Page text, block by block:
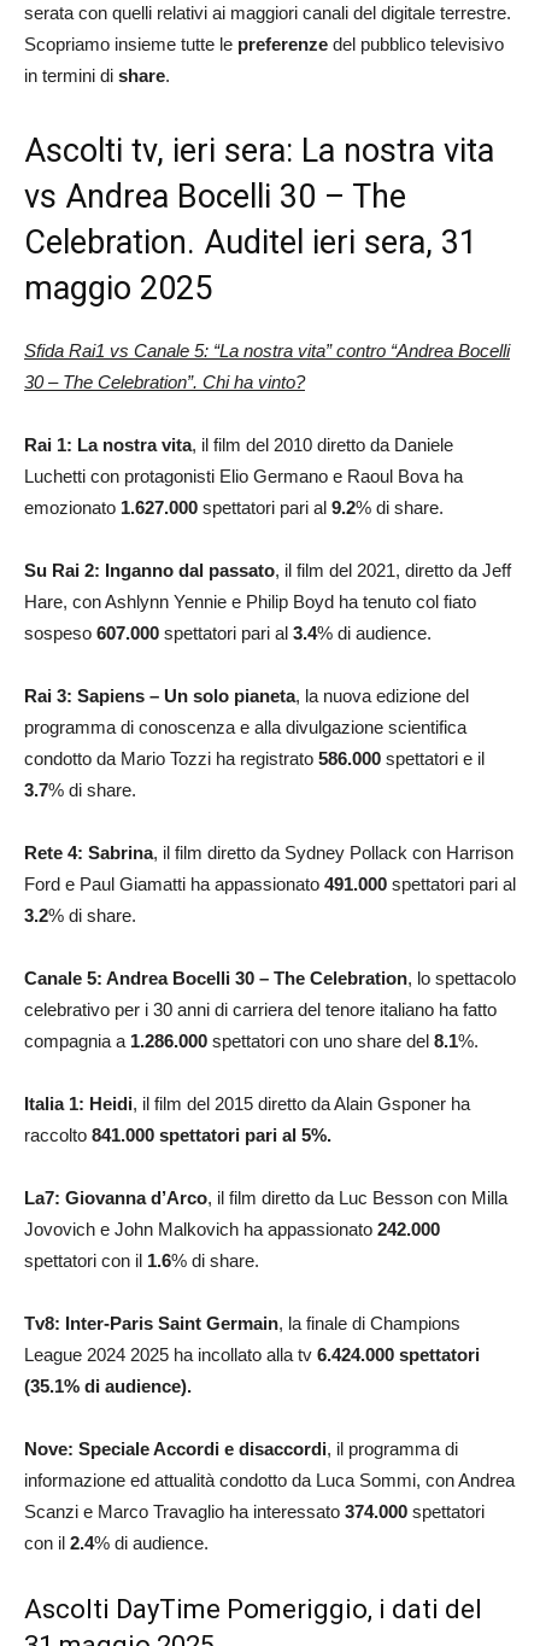
serata con quelli relativi ai maggiori canali del digitale terrestre.
Scopriamo insieme tutte le preferenze del pubblico televisivo
in termini di share.
Ascolti tv, ieri sera: La nostra vita
vs Andrea Bocelli 30 – The
Celebration. Auditel ieri sera, 31
maggio 2025
Sfida Rai1 vs Canale 5: “La nostra vita” contro “Andrea Bocelli
30 – The Celebration”. Chi ha vinto?
Rai 1: La nostra vita, il film del 2010 diretto da Daniele
Luchetti con protagonisti Elio Germano e Raoul Bova ha
emozionato 1.627.000 spettatori pari al 9.2% di share.
Su Rai 2: Inganno dal passato, il film del 2021, diretto da Jeff
Hare, con Ashlynn Yennie e Philip Boyd ha tenuto col fiato
sospeso 607.000 spettatori pari al 3.4% di audience.
Rai 3: Sapiens – Un solo pianeta, la nuova edizione del
programma di conoscenza e alla divulgazione scientifica
condotto da Mario Tozzi ha registrato 586.000 spettatori e il
3.7% di share.
Rete 4: Sabrina, il film diretto da Sydney Pollack con Harrison
Ford e Paul Giamatti ha appassionato 491.000 spettatori pari al
3.2% di share.
Canale 5: Andrea Bocelli 30 – The Celebration, lo spettacolo
celebrativo per i 30 anni di carriera del tenore italiano ha fatto
compagnia a 1.286.000 spettatori con uno share del 8.1%.
Italia 1: Heidi, il film del 2015 diretto da Alain Gsponer ha
raccolto 841.000 spettatori pari al 5%.
La7: Giovanna d’Arco, il film diretto da Luc Besson con Milla
Jovovich e John Malkovich ha appassionato 242.000
spettatori con il 1.6% di share.
Tv8: Inter-Paris Saint Germain, la finale di Champions
League 2024 2025 ha incollato alla tv 6.424.000 spettatori
(35.1% di audience).
Nove: Speciale Accordi e disaccordi, il programma di
informazione ed attualità condotto da Luca Sommi, con Andrea
Scanzi e Marco Travaglio ha interessato 374.000 spettatori
con il 2.4% di audience.
Ascolti DayTime Pomeriggio, i dati del